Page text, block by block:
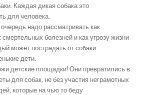
Каждая дикая собака это
для человека.
надо рассматривать как
болезней и как угрозу жизни
может пострадать от собаки.
дети.
детские площадки! Они превратились в
для собак, не без участия неграмотных
которые на чью то беду